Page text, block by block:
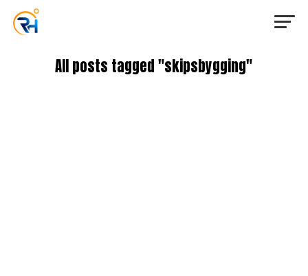
All posts tagged "skipsbygging"